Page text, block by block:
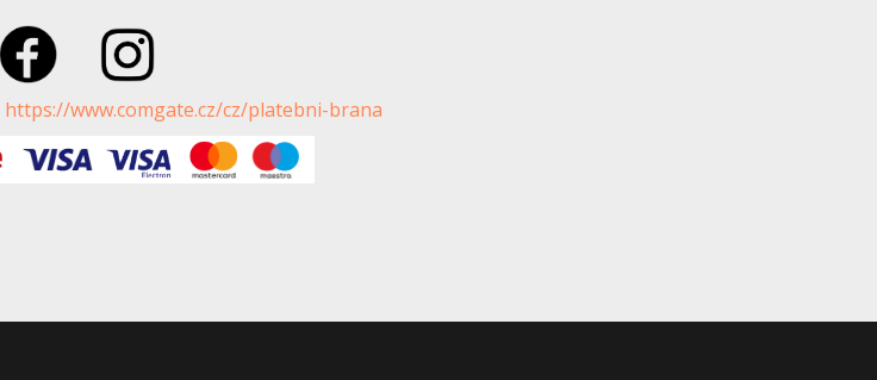
https://www.comgate.cz/cz/platebni-brana